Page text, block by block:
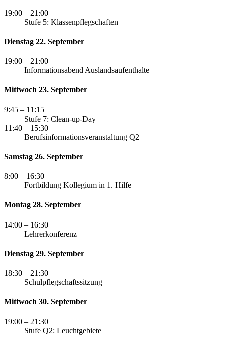
19:00 – 21:00
Stufe 5: Klassenpflegschaften
Dienstag 22. September
19:00 – 21:00
Informationsabend Auslandsaufenthalte
Mittwoch 23. September
9:45 – 11:15
Stufe 7: Clean-up-Day
11:40 – 15:30
Berufsinformationsveranstaltung Q2
Samstag 26. September
8:00 – 16:30
Fortbildung Kollegium in 1. Hilfe
Montag 28. September
14:00 – 16:30
Lehrerkonferenz
Dienstag 29. September
18:30 – 21:30
Schulpflegschaftssitzung
Mittwoch 30. September
19:00 – 21:30
Stufe Q2: Leuchtgebiete